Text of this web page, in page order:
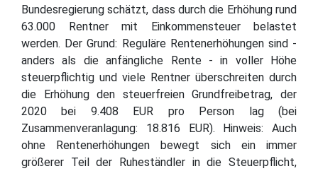
Bundesregierung schätzt, dass durch die Erhöhung rund
63.000 Rentner mit Einkommensteuer belastet
werden. Der Grund: Reguläre Rentenerhöhungen sind -
anders als die anfängliche Rente - in voller Höhe
steuerpflichtig und viele Rentner überschreiten durch
die Erhöhung den steuerfreien Grundfreibetrag, der
2020 bei 9.408 EUR pro Person lag (bei
Zusammenveranlagung: 18.816 EUR). Hinweis: Auch
ohne Rentenerhöhungen bewegt sich ein immer
größerer Teil der Ruheständler in die Steuerpflicht,